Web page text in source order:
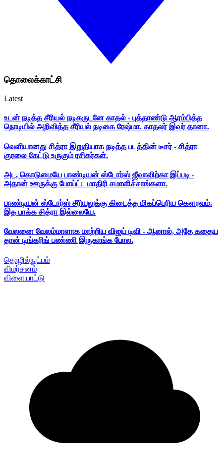
தொலைக்காட்சி
Latest
உடன் நடித்த சீரியல் நடிகருடனே காதல் - புத்தாண்டு ஆரம்பித்த
நொடியில் அறிவித்த சீரியல் நடிகை ரேஷ்மா. காதலர் இவர் தானா.
வெளியானது சித்ரா இறுதியாக நடித்த படத்தின் டீசர் - சித்ரா
குரலை கேட்டு உருகும் ரசிகர்கள்.
அட, கொடுமையே பாண்டியன் ஸ்டோர்ஸ் ஜீவாவிற்கா இப்படி -
அதான் ஊருக்கு போய்ட்ட மாதிரி சமாளிச்சாங்களா.
பாண்டியன் ஸ்டோர்ஸ் சீரியலுக்கு கிடைத்த மிகப்பெரிய கௌரவம்.
இத பாக்க சித்ரா இல்லையே.
வேலனை வேலம்மாளாக மாற்றிய விஜய் டிவி - ஆனால், அதே கதைய
தான் டிங்கரிங் பண்ணி இருகாங்க போல.
தொழில்நுட்பம்
விமர்சனம்
விளையாட்டு